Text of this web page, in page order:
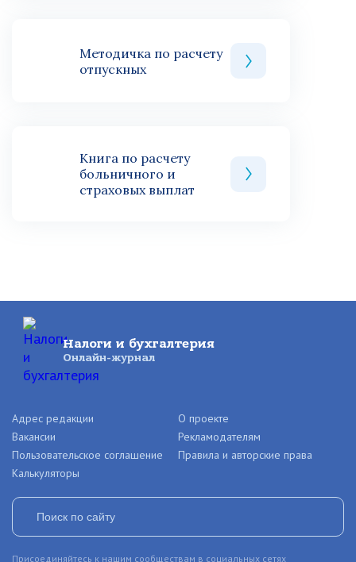
Методичка по расчету
отпускных
Книга по расчету
больничного и
страховых выплат
Налоги и бухгалтерия
Онлайн-журнал
Адрес редакции
О проекте
Вакансии
Рекламодателям
Пользовательское соглашение
Правила и авторские права
Калькуляторы
Присоединяйтесь к нашим сообществам в социальных сетях